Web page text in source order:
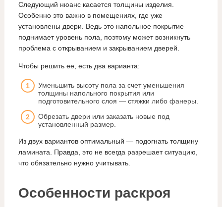
Следующий нюанс касается толщины изделия.
Особенно это важно в помещениях, где уже
установлены двери. Ведь это напольное покрытие
поднимает уровень пола, поэтому может возникнуть
проблема с открыванием и закрыванием дверей.
Чтобы решить ее, есть два варианта:
Уменьшить высоту пола за счет уменьшения
толщины напольного покрытия или
подготовительного слоя — стяжки либо фанеры.
Обрезать двери или заказать новые под
установленный размер.
Из двух вариантов оптимальный — подогнать толщину
ламината. Правда, это не всегда разрешает ситуацию,
что обязательно нужно учитывать.
Особенности раскроя